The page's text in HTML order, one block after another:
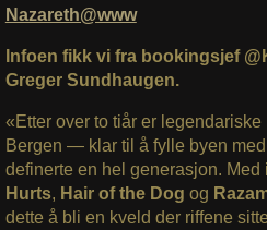
Nazareth@www
Infoen fikk vi fra bookingsjef
Greger Sundhaugen.
«Etter over to tiår er legendariske
Bergen — klar til å fylle byen
definerte en hel generasjon. Med
Hurts, Hair of the Dog og
dette å bli en kveld der riffene